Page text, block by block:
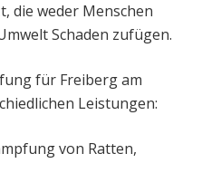
die weder Menschen
Schaden zufügen.
für Freiberg am
Leistungen:
von Ratten,